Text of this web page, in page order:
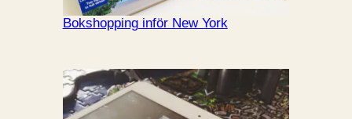
Bokshopping inför New York